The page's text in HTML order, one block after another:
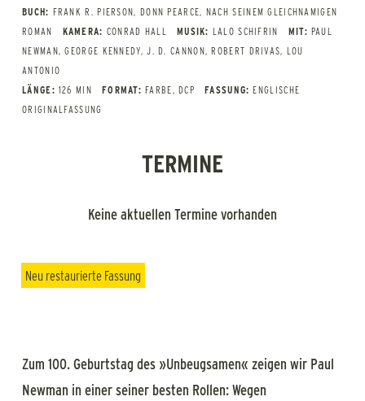
BUCH: FRANK R. PIERSON, DONN PEARCE, NACH SEINEM GLEICHNAMIGEN
ROMAN
KAMERA: CONRAD HALL MUSIK: LALO SCHIFRIN MIT: PAUL
NEWMAN, GEORGE KENNEDY, J. D. CANNON, ROBERT DRIVAS, LOU
ANTONIO
LÄNGE: 126 MIN FORMAT: FARBE, DCP FASSUNG: ENGLISCHE
ORIGINALFASSUNG
TERMINE
Keine aktuellen Termine vorhanden
Neu restaurierte Fassung
Zum 100. Geburtstag des »Unbeugsamen« zeigen wir Paul
Newman in einer seiner besten Rollen: Wegen